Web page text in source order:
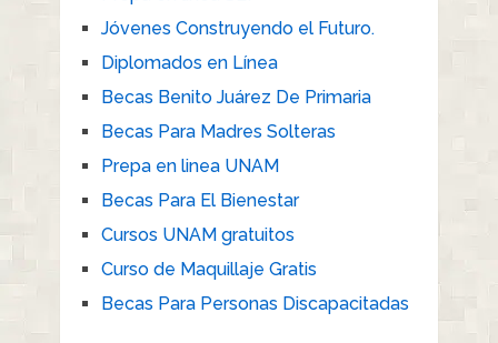
Jóvenes Construyendo el Futuro.
Diplomados en Línea
Becas Benito Juárez De Primaria
Becas Para Madres Solteras
Prepa en linea UNAM
Becas Para El Bienestar
Cursos UNAM gratuitos
Curso de Maquillaje Gratis
Becas Para Personas Discapacitadas